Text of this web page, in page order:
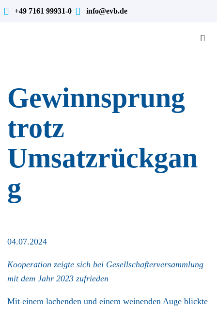
+49 7161 99931-0 info@evb.de
Gewinnsprung
trotz
Umsatzrückgan
g
04.07.2024
Kooperation zeigte sich bei Gesellschafterversammlung
mit dem Jahr 2023 zufrieden
Mit einem lachenden und einem weinenden Auge blickte